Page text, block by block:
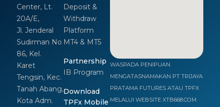
Center, Lt.
20A/E,
Jl. Jenderal
Sudirman No
86, Kel.
Karet
Tengsin, Kec.
Tanah Abang,
Kota Adm.
Deposit &
Withdraw
Platform
MT4 & MT5
Partnership
IB Program
Download
TPFx Mobile
WASPADA PENIPUAN
MENGATASNAMAKAN PT TRIJAYA
PRATAMA FUTURES ATAU TPFX
MELALUI WEBSITE XTB668.COM